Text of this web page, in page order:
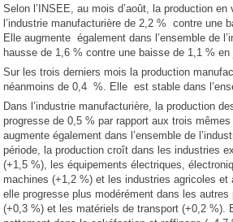
Selon l’INSEE, au mois d’août, la production
l’industrie manufacturière de 2,2 % contre une
Elle augmente également dans l’ensemble de
hausse de 1,6 % contre une baisse de 1,1 % en
Sur les trois derniers mois la production
néanmoins de 0,4 %. Elle est stable dans
Dans l’industrie manufacturière, la production
progresse de 0,5 % par rapport aux trois
augmente également dans l’ensemble de
période, la production croît dans les industries
(+1,5 %), les équipements électriques,
machines (+1,2 %) et les industries agricoles et
elle progresse plus modérément dans les autres
(+0,3 %) et les matériels de transport (+0,2 %).